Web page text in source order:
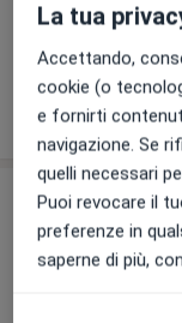
protesizzazione
mini-invasive. Si
lesioni
contesto dei
Membro delle
Italiana di
Italiana di
Cartilagine,
Visualizza
Prestazioni e
Visita ortopedica
La tua
Accettando,
cookie (o
e fornirti
navigazione. Se
quelli necessari
Puoi revocare il
preferenze in
saperne di più,